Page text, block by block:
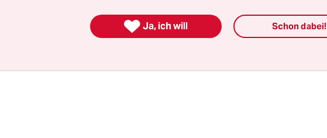
Es sind übrigens zu76 Prozent Frauen. Von den 5,65
die im gesamten Gesundheitswesen arbeiten,
 Ja, ich will Schon dabei!